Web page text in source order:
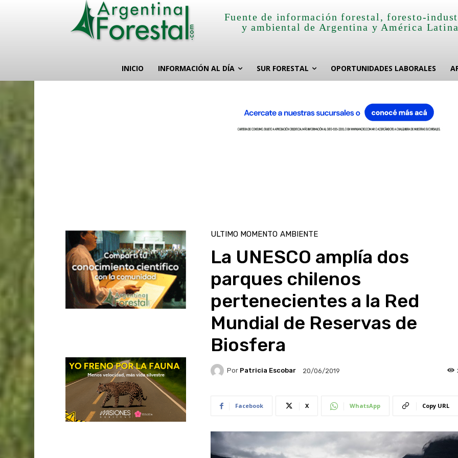
Fuente de información forestal, foresto-
y ambiental de Argentina y América
INICIO INFORMACIÓN AL DÍA SUR FORESTAL OPORTUNIDADES LABORALES
ULTIMO MOMENTO AMBIENTE
La UNESCO amplía dos
parques chilenos
pertenecientes a la Red
Mundial de Reservas de
Biosfera
Por Patricia Escobar 20/06/2019
Facebook X WhatsApp Copy URL